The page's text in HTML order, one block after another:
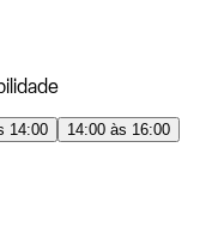
14:00
14:00 às 16:00